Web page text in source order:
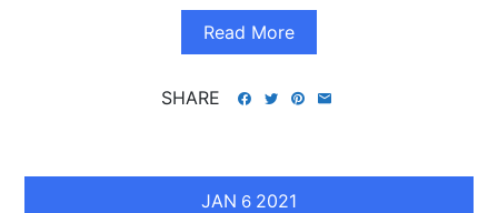
Read More
SHARE
JAN 6 2021